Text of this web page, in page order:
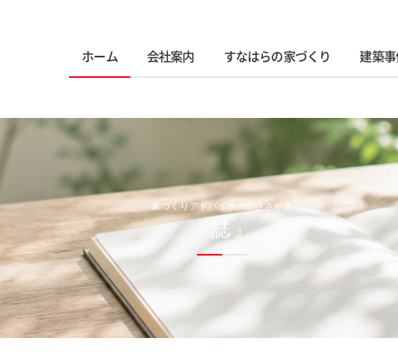
ホーム 会社案内 すなはらの家づくり 建築事
家づくりアドバイザーのささやき
『誌』